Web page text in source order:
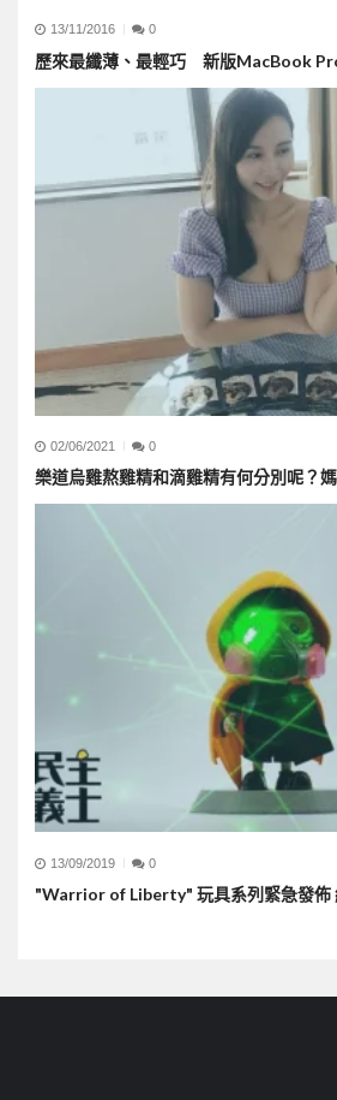
13/11/2016 0
歷來最纖薄、最輕巧 新版MacBook
02/06/2021 0
樂道烏雞熬雞精和滴雞精有何分別呢？
13/09/2019 0
"Warrior of Liberty" 玩具系列緊急發佈